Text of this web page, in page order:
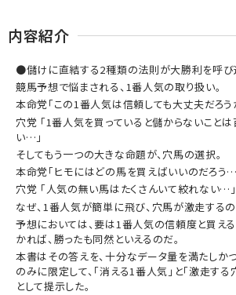
内容紹介
●儲けに直結する2種類の法則が大勝利を呼び
競馬予想で悩まされる、1番人気の取り扱い。
本命党「この1番人気は信頼しても大丈夫だろう
穴党 「1番人気を買っていると儲からないこと
い…」
そしてもう一つの大きな命題が、穴馬の選択。
本命党「ヒモにはどの馬を買えばいいのだろう…
穴党 「人気の無い馬はたくさんいて絞れない…」
なぜ、1番人気が簡単に飛び、穴馬が激走する
予想においては、要は1番人気の信頼度と買え
かれば、勝ったも同然といえるのだ。
本書はその答えを、十分なデータ量を満たしか
のみに限定して、「消える1番人気」と「激走す
として提示した。